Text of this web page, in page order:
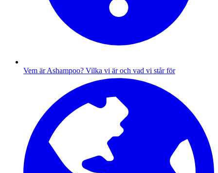
Vem är Ashampoo? Vilka vi är och vad vi står för